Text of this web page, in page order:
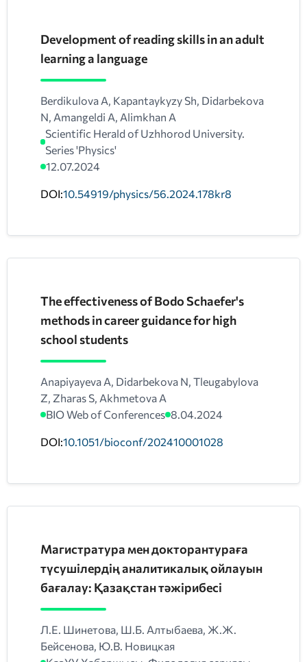
Development of reading skills in an adult
learning a language
Berdikulova A, Kapantaykyzy Sh, Didarbekova
N, Amangeldi A, Alimkhan A
Scientific Herald of Uzhhorod University.
Series 'Physics'
12.07.2024
DOI:10.54919/physics/56.2024.178kr8
The effectiveness of Bodo Schaefer's
methods in career guidance for high
school students
Anapiyayeva A, Didarbekova N, Tleugabylova
Z, Zharas S, Akhmetova A
BIO Web of Conferences 8.04.2024
DOI:10.1051/bioconf/202410001028
Магистратура мен докторантураға
түсушілердің аналитикалық ойлауын
бағалау: Қазақстан тәжірибесі
Л.Е. Шинетова, Ш.Б. Алтыбаева, Ж.Ж.
Бейсенова, Ю.В. Новицкая